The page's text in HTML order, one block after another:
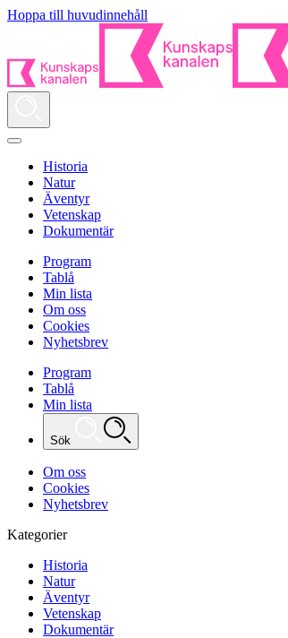
Hoppa till huvudinnehåll
Historia
Natur
Äventyr
Vetenskap
Dokumentär
Program
Tablå
Min lista
Om oss
Cookies
Nyhetsbrev
Program
Tablå
Min lista
Sök
Om oss
Cookies
Nyhetsbrev
Kategorier
Historia
Natur
Äventyr
Vetenskap
Dokumentär